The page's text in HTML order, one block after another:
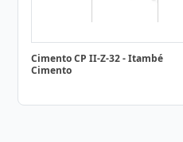
Cimento CP II-Z-32 - Itambé
Cimento